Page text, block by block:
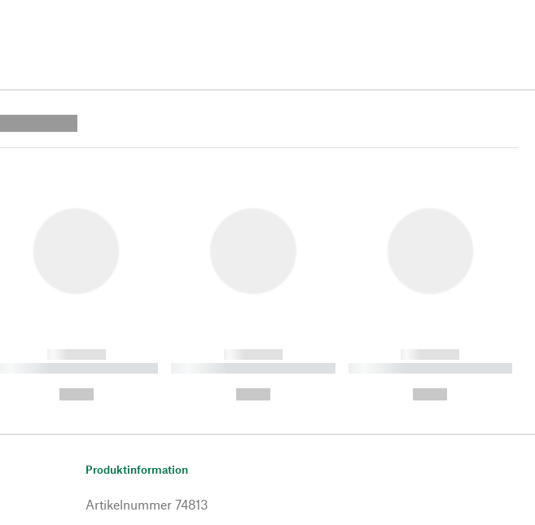
------------
----------- ----------- ----------
------------
----------- ----------- ----------
------------
----------- ----------- ----------
Produktinformation
Artikelnummer 74813